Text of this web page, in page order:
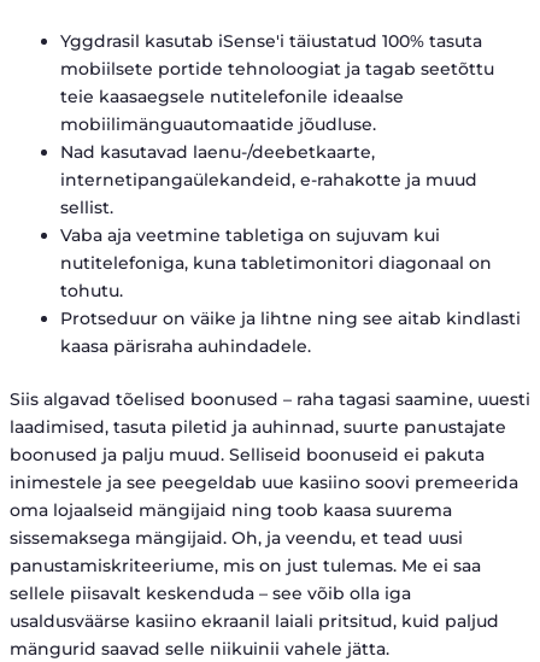
Yggdrasil kasutab iSense'i täiustatud 100% tasuta
mobiilsete portide tehnoloogiat ja tagab seetõttu
teie kaasaegsele nutitelefonile ideaalse
mobiilimänguautomaatide jõudluse.
Nad kasutavad laenu-/deebetkaarte,
internetipangaülekandeid, e-rahakotte ja muud
sellist.
Vaba aja veetmine tabletiga on sujuvam kui
nutitelefoniga, kuna tabletimonitori diagonaal on
tohutu.
Protseduur on väike ja lihtne ning see aitab kindlasti
kaasa pärisraha auhindadele.
Siis algavad tõelised boonused – raha tagasi saamine, uuesti
laadimised, tasuta piletid ja auhinnad, suurte panustajate
boonused ja palju muud. Selliseid boonuseid ei pakuta
inimestele ja see peegeldab uue kasiino soovi premeerida
oma lojaalseid mängijaid ning toob kaasa suurema
sissemaksega mängijaid. Oh, ja veendu, et tead uusi
panustamiskriteeriume, mis on just tulemas. Me ei saa
sellele piisavalt keskenduda – see võib olla iga
usaldusväärse kasiino ekraanil laiali pritsitud, kuid paljud
mängurid saavad selle niikuinii vahele jätta.